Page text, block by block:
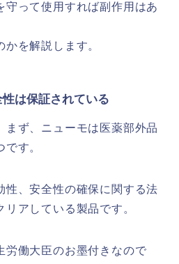
守って使用すれば副作用はあ
を解説します。
は保証されている
まず、ニューモは医薬部外品
す。
性、安全性の確保に関する法
アしている製品です。
労働大臣のお墨付きなので